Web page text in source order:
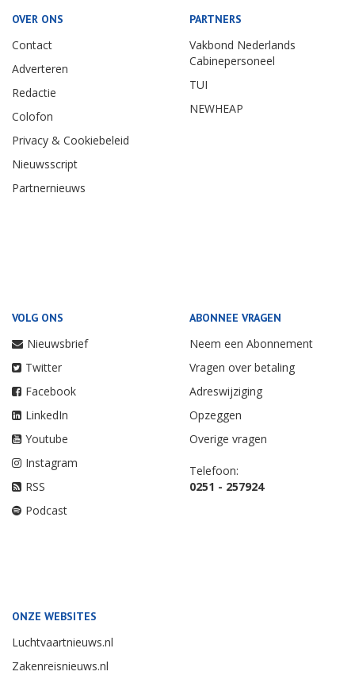
OVER ONS
Contact
Adverteren
Redactie
Colofon
Privacy & Cookiebeleid
Nieuwsscript
Partnernieuws
PARTNERS
Vakbond Nederlands
Cabinepersoneel
TUI
NEWHEAP
VOLG ONS
Nieuwsbrief
Twitter
Facebook
LinkedIn
Youtube
Instagram
RSS
Podcast
ABONNEE VRAGEN
Neem een Abonnement
Vragen over betaling
Adreswijziging
Opzeggen
Overige vragen
Telefoon:
0251 - 257924
ONZE WEBSITES
Luchtvaartnieuws.nl
Zakenreisnieuws.nl